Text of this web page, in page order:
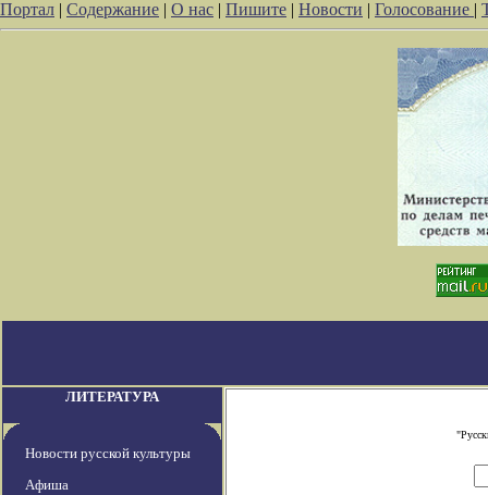
Портал | Содержание | О нас | Пишите | Новости | Голосование |
ЛИТЕРАТУРА
Новости русской культуры
Афиша